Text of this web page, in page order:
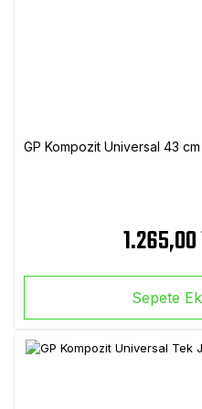
GP Kompozit Universal 43
Sepete